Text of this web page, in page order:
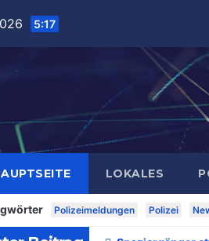
5:17
LOKALES
Polizeimeldungen Polizei